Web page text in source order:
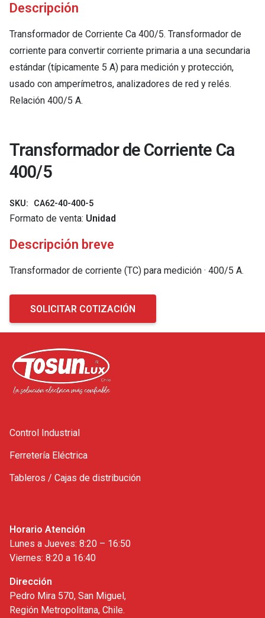
Descripción
Transformador de Corriente Ca 400/5. Transformador de
corriente para convertir corriente primaria a una secundaria
estándar (típicamente 5 A) para medición y protección,
usado con amperímetros, analizadores de red y relés.
Relación 400/5 A.
Transformador de Corriente Ca
400/5
SKU: CA62-40-400-5
Formato de venta: Unidad
Descripción breve
Transformador de corriente (TC) para medición · 400/5 A.
SOLICITAR COTIZACIÓN
Control Industrial
Ferretería Eléctrica
Tableros / Cajas de distribución
Horario Atención
Lunes a Jueves: 8:20 – 16:50
Viernes: 8:20 a 16:40
Dirección
Pedro Mira 570, San Miguel,
Región Metropolitana, Chile.